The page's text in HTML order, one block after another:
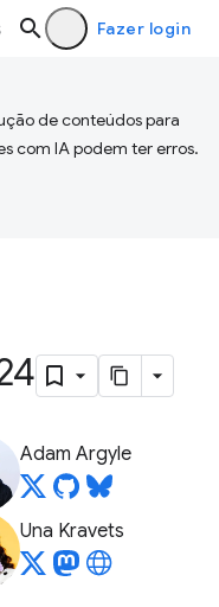
Fazer login
de conteúdos para
com IA podem ter erros.
Adam Argyle
Una Kravets